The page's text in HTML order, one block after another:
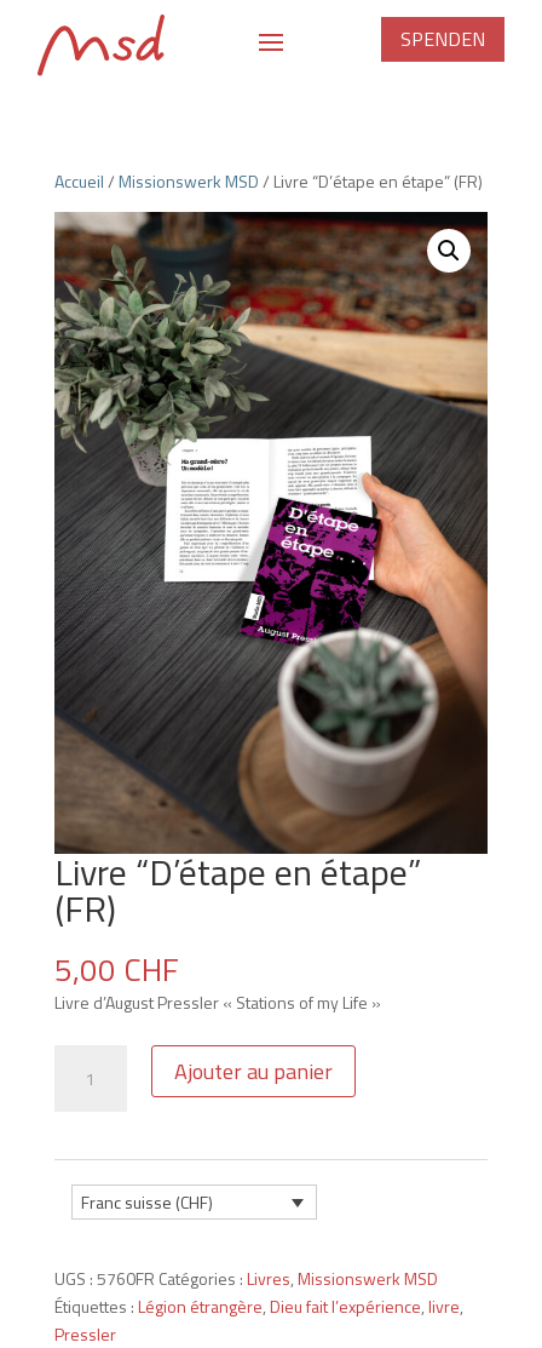
SPENDEN
Accueil/Missionswerk MSD/ Livre “D’étape en étape” (FR)
Livre “D’étape en étape”
(FR)
5,00 CHF
Livre d’August Pressler « Stations of my Life »
étape"
(FR)
Ajouter au panier
Franc suisse (CHF)
UGS :5760FR Catégories :Livres,Missionswerk MSD
Étiquettes :Légion étrangère,Dieu fait l’expérience,livre,
Pressler